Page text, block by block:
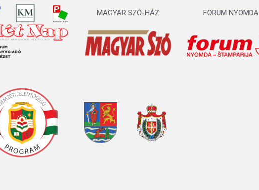
MAGYAR SZÓ-HÁZ FORUM NYOMDA